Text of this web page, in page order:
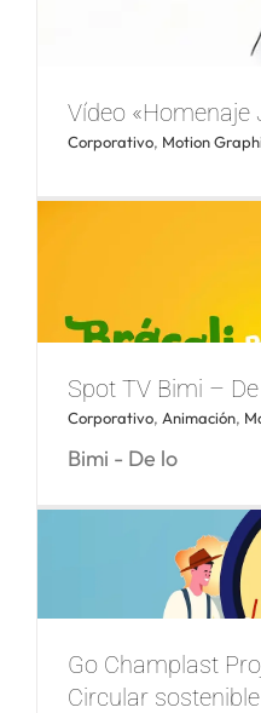
Vídeo
Vídeo «Homenaje
Corporativo, Motion
Spot TV Bimi –
Spot TV Bimi –
Corporativo, Animación,
Bimi - De lo
Go Champlast
Circular sostenible